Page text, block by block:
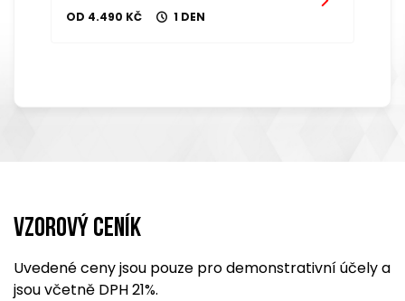
OD 4.490 KČ 1 DEN
Vzorový ceník
Uvedené ceny jsou pouze pro demonstrativní účely a
jsou včetně DPH 21%.